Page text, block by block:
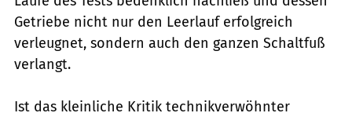
Getriebe nicht nur den Leerlauf erfolgreich
verleugnet, sondern auch den ganzen Schaltfuß
verlangt.
Ist das kleinliche Kritik technikverwöhnter